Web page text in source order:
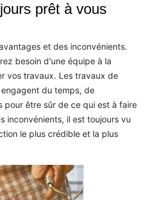
prêt à vous
et des inconvénients.
besoin d'une équipe à la
vos travaux. Les travaux de
du temps, de
pour être sûr de ce qui est à faire
inconvénients, il est toujours vu
le plus crédible et la plus